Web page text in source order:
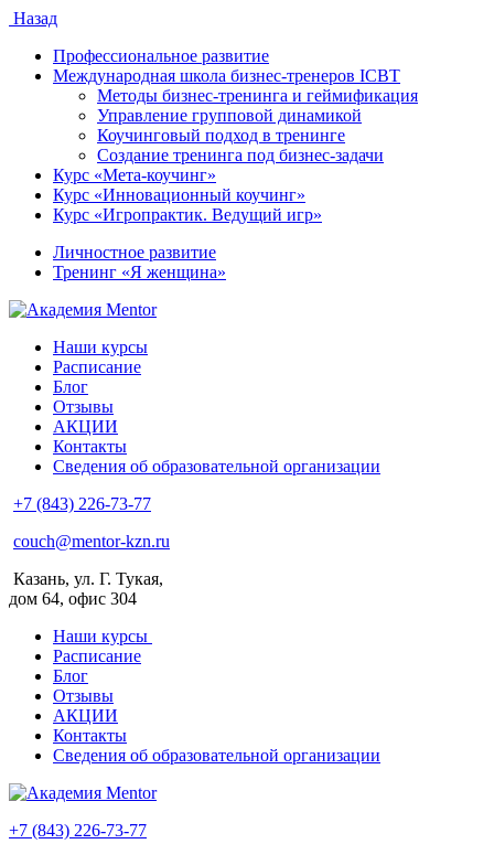
Назад
Профессиональное развитие
Международная школа бизнес-тренеров ICBT
Методы бизнес-тренинга и геймификация
Управление групповой динамикой
Коучинговый подход в тренинге
Создание тренинга под бизнес-задачи
Курс «Мета-коучинг»
Курс «Инновационный коучинг»
Курс «Игропрактик. Ведущий игр»
Личностное развитие
Тренинг «Я женщина»
Наши курсы
Расписание
Блог
Отзывы
АКЦИИ
Контакты
Сведения об образовательной организации
+7 (843) 226-73-77
couch@mentor-kzn.ru
Казань, ул. Г. Тукая,
дом 64, офис 304
Наши курсы
Расписание
Блог
Отзывы
АКЦИИ
Контакты
Сведения об образовательной организации
+7 (843) 226-73-77